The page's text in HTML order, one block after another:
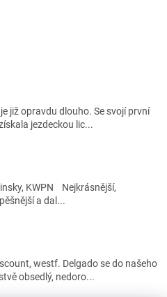
již opravdu dlouho. Se svojí první
jezdeckou lic...
KWPN Nejkrásnější,
a dal...
westf. Delgado se do našeho
obsedlý, nedoro...